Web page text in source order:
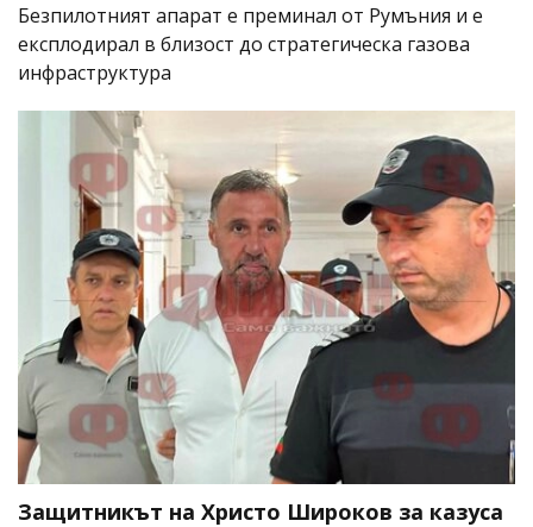
Безпилотният апарат е преминал от Румъния и е
експлодирал в близост до стратегическа газова
инфраструктура
Защитникът на Христо Широков за казуса